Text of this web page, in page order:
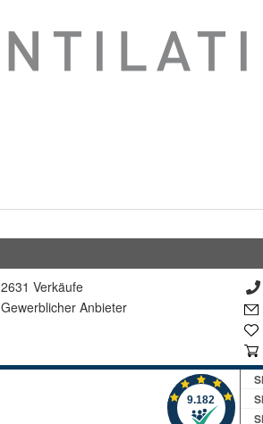
2631 Verkäufe
Gewerblicher Anbieter